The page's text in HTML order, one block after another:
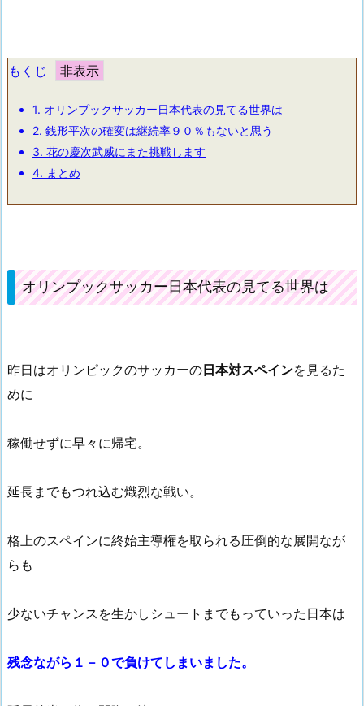
もくじ
1. オリンプックサッカー日本代表の見てる世界は
2. 銭形平次の確変は継続率９０％もないと思う
3. 花の慶次武威にまた挑戦します
4. まとめ
オリンプックサッカー日本代表の見てる世界は
昨日はオリンピックのサッカーの日本対スペインを見るた
めに
稼働せずに早々に帰宅。
延長までもつれ込む熾烈な戦い。
格上のスペインに終始主導権を取られる圧倒的な展開なが
らも
少ないチャンスを生かしシュートまでもっていった日本は
残念ながら１－０で負けてしまいました。